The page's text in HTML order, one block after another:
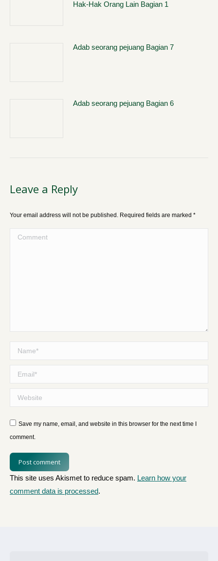
Hak-Hak Orang Lain Bagian 1
Adab seorang pejuang Bagian 7
Adab seorang pejuang Bagian 6
Leave a Reply
Your email address will not be published. Required fields are marked *
Comment
Name *
Email *
Website
Save my name, email, and website in this browser for the next time I
comment.
Post comment
This site uses Akismet to reduce spam. Learn how your
comment data is processed.